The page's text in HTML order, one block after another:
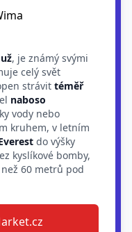
, je známý svými
celý svět
strávit téměř
naboso
vody nebo
kruhem, v letním
do výšky
kyslíkové bomby,
60 metrů pod